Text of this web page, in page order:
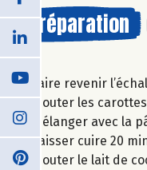
Préparation
Faire revenir
Ajouter les
Mélanger avec la
Laisser cuire 20
Ajouter le lait de